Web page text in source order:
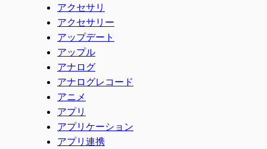
アクセサリ
アクセサリー
アップデート
アップル
アナログ
アナログレコード
アニメ
アプリ
アプリケーション
アプリ連携